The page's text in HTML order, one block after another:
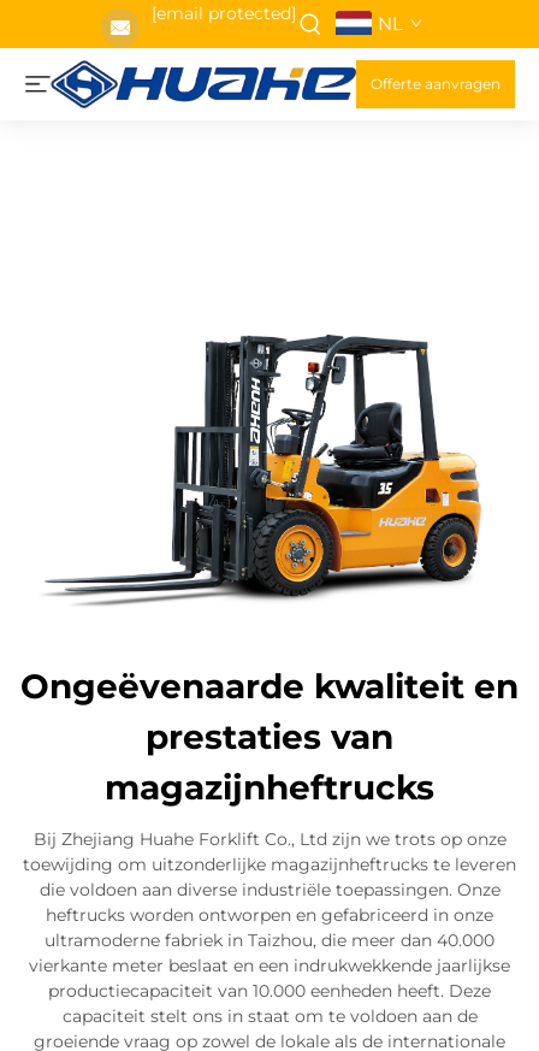
[email protected] NL
Offerte aanvragen
Ongeëvenaarde kwaliteit en
prestaties van
magazijnheftrucks
Bij Zhejiang Huahe Forklift Co., Ltd zijn we trots op onze
toewijding om uitzonderlijke magazijnheftrucks te leveren
die voldoen aan diverse industriële toepassingen. Onze
heftrucks worden ontworpen en gefabriceerd in onze
ultramoderne fabriek in Taizhou, die meer dan 40.000
vierkante meter beslaat en een indrukwekkende jaarlijkse
productiecapaciteit van 10.000 eenheden heeft. Deze
capaciteit stelt ons in staat om te voldoen aan de
groeiende vraag op zowel de lokale als de internationale